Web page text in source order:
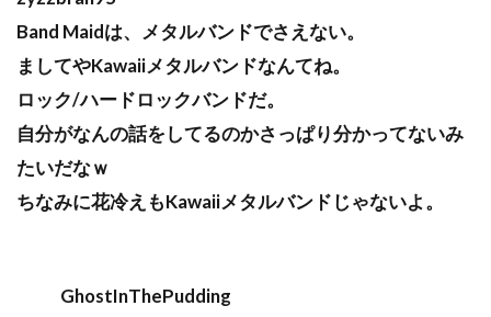
Band Maidは、メタルバンドでさえない。
ましてやKawaiiメタルバンドなんてね。
ロック/ハードロックバンドだ。
自分がなんの話をしてるのかさっぱり分かってないみ
たいだなｗ
ちなみに花冷えもKawaiiメタルバンドじゃないよ。
GhostInThePudding